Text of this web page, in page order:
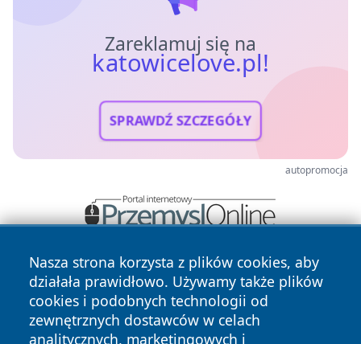
Zareklamuj się na
katowicelove.pl!
SPRAWDŹ SZCZEGÓŁY
autopromocja
Nasza strona korzysta z plików cookies, aby
działała prawidłowo. Używamy także plików
cookies i podobnych technologii od
zewnętrznych dostawców w celach
analitycznych, marketingowych i